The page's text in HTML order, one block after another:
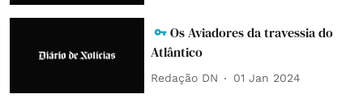
Os Aviadores da travessia do
Atlântico
Redação DN 01 Jan 2024